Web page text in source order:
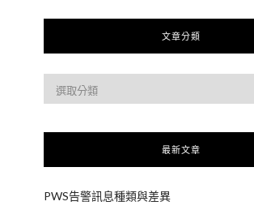
文章分類
最新文章
PWS告警訊息種類與差異